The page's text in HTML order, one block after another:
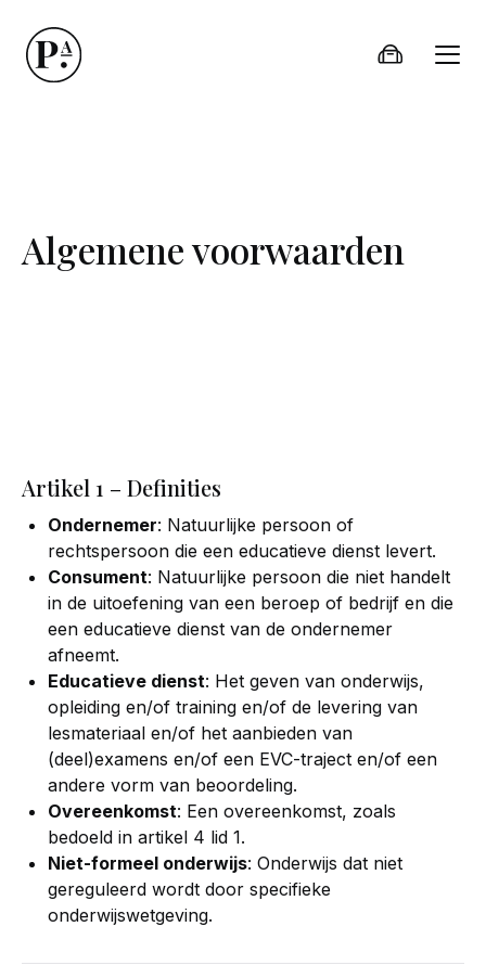
Algemene voorwaarden
Artikel 1 – Definities
Ondernemer: Natuurlijke persoon of
rechtspersoon die een educatieve dienst levert.
Consument: Natuurlijke persoon die niet handelt
in de uitoefening van een beroep of bedrijf en die
een educatieve dienst van de ondernemer
afneemt.
Educatieve dienst: Het geven van onderwijs,
opleiding en/of training en/of de levering van
lesmateriaal en/of het aanbieden van
(deel)examens en/of een EVC-traject en/of een
andere vorm van beoordeling.
Overeenkomst: Een overeenkomst, zoals
bedoeld in artikel 4 lid 1.
Niet-formeel onderwijs: Onderwijs dat niet
gereguleerd wordt door specifieke
onderwijswetgeving.